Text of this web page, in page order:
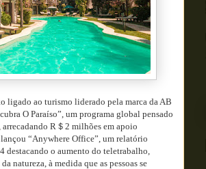
ligado ao turismo liderado pela marca da AB
O Paraíso”, um programa global pensado
R＄2 milhões em apoio
“Anywhere Office”, um relatório
destacando o aumento do teletrabalho,
natureza, à medida que as pessoas se